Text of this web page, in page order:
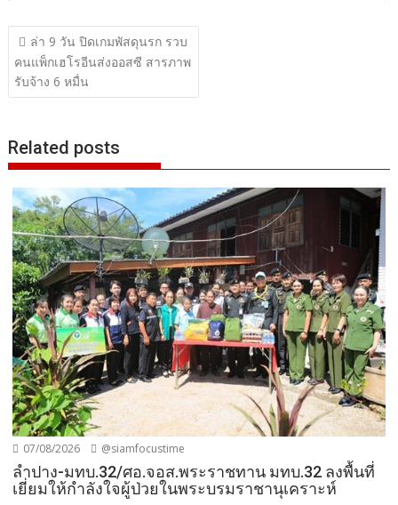
แนะแนว
เรื่อง
ล่า 9 วัน ปิดเกมพัสดุนรก รวบ
คนแพ็กเฮโรอีนส่งออสซี สารภาพ
รับจ้าง 6 หมื่น
Related posts
07/08/2026 @siamfocustime
ลำปาง-มทบ.32/ศอ.จอส.พระราชทาน มทบ.32 ลงพื้นที่
เยี่ยมให้กำลังใจผู้ป่วยในพระบรมราชานุเคราะห์